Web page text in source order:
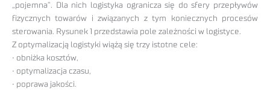
„pojemna”. Dla nich logistyka ogranicza się do sfery przepływów
fizycznych towarów i związanych z tym koniecznych procesów
sterowania. Rysunek 1 przedstawia pole zależności w logistyce.
Z optymalizacją logistyki wiążą się trzy istotne cele:
• obniżka kosztów,
• optymalizacja czasu,
• poprawa jakości.